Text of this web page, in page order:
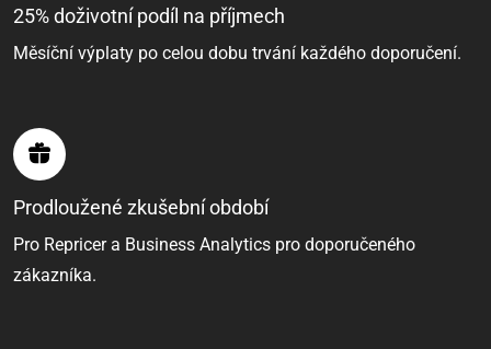
25% doživotní podíl na příjmech
Měsíční výplaty po celou dobu trvání každého doporučení.
Prodloužené zkušební období
Pro Repricer a Business Analytics pro doporučeného
zákazníka.